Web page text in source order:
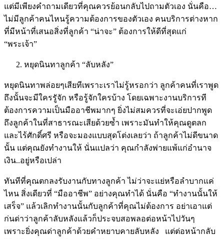
แต่มีเพียงคำถามเดียวที่คุณควรย้อนกลับไปถามตัวเอง นั่นคือ…
ไม่มีลูกค้าคนไหนรู้ความต้องการของตัวเอง คนบริการต่างหาก
ที่มีหน้าที่เสนอสิ่งที่ลูกค้า “น่าจะ” ต้องการให้ดีที่สุดแก่
“พระเจ้า”
หยุดนินทาลูกค้า “ลับหลัง”
หยุดนินทาพล่อยๆเสียทีเพราะเราไม่รู้หรอกว่า ลูกค้าคนที่เราพูด
ถึงนั้นจะมีใครรูัจัก หรือรู้จักใครบ้าง โดยเฉพาะงานบริการที
ต้องการความเป็นมืออาชีพมากๆ ยิ่งไม่สมควรที่จะเอ่ยปากพูด
ถึงลูกค้าในที่สาธารณะเสียด้วยซ้ำ เพราะมันทำให้คุณดูตลก
และไร้ศักดิ์ศรี หรือจะมองแบบสุดโต่งเลยว่า ถ้าลูกค้าไม่ดีขนาด
นั้น แต่คุณยังทำงานให้ นั่นแปลว่า คุณกำลังพ่ายแพ้แก่อำนาจ
เงิน..อยู่หรือเปล่า
ทันทีที่คุณตกลงรับงานกับทางลูกค้า ไม่ว่าจะแย่หรือลำบากแค่
ไหน สิ่งเดียวที่ “มืออาชีพ” อย่างคุณทำได้ นั่นคือ “ทำงานนั้นให้
เสร็จ” แล้วเลิกทำงานนั้นกับลูกค้าที่คุณไม่ต้องการ อย่าเอาแต่
ก่นด่าว่าลูกค้าลับหลังแล้วก็ประจบสอพลอต่อหน้าไปวันๆ
เพราะยิ่งคุณด่าลูกค้าด้วยคำหยาบคายลับหลัง แต่ต่อหน้ากลับ